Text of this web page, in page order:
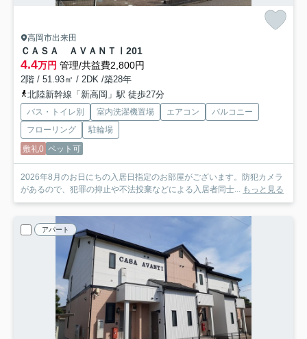
高岡市出来田
ＣＡＳＡ ＡＶＡＮＴⅠ 201
4.4万円 管理/共益費2,800円
2階 / 51.93㎡ / 2DK /築28年
北陸新幹線「新高岡」駅 徒歩27分
バス・トイレ別 室内洗濯機置場 エアコン
バルコニー
フローリング
駐輪場
敷礼0 ペット可
2026年8月のお日にちの入居日指定のお部屋がございます。防犯カメラ
があるので、犯罪の抑止や不法投棄などによる入居者同士...
もっと見る
アパート